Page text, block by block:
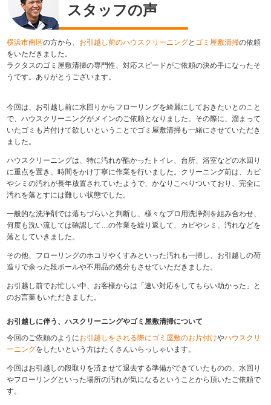
スタッフの声
横浜市南区の方から、 お引越し前のハウスクリーニングと ゴミ屋敷清掃の依頼
をいただきました。
ラクタスのゴミ屋敷清掃の専門性、対応スピードがご依頼の決め手になったそ
うです。ありがとうございます。
今回は、お引越し前に水回りからフローリングを綺麗にしておきたいとのこと
で、ハウスクリーニングがメインのご依頼となりました。その際に、溜まって
いたゴミも片付けて欲しいということでゴミ屋敷清掃も一緒にさせていただき
ました。
ハウスクリーニングは、特に汚れが酷かったトイレ、台所、浴室などの水回り
に重点を置き、時間をかけ丁寧に作業を行いました。クリーニング前は、カビ
やシミの汚れが長年放置されていたようで、かなりこべりついており、完全に
汚れを落とすには難しい状態でした。
一般的な洗浄剤では落ちづらいと判断し、様々なプロ用洗浄剤を組み合わせ、
何度も洗い流しては確認して…の作業を繰り返して、カビやシミ、汚れなどを
落としていきました。
その他、フローリングのホコリやくすみといった汚れも一掃し、お引越しの荷
造りで余った段ボールや不用品の処分もさせていただきました。
お引越し前でお忙しい中、お客様からは「速い対応をしてもらい助かった」と
のお言葉もいただきました。
お引越しに伴う、ハスクリーニングやゴミ屋敷清掃について
今回のご依頼のようにお引越しをされる際にゴミ屋敷のお片付けやハウスクリ
ーニングをしたいという方はたくさんいらっしゃいます。
今回はお引越しの段取りを済ませて退去する準備ができていたものの、水回り
やフローリングといった場所の汚れが気になるということから頂いたご依頼で
す。